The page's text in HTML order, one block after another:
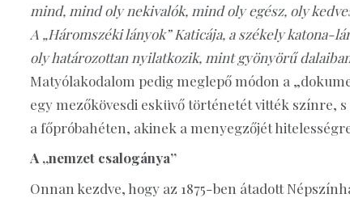
mind, mind oly nekivalók, mind oly egész, oly
A „Háromszéki lányok” Katicája, a székely
oly határozottan nyilatkozik, mint gyönyörű
Matyólakodalom pedig meglepő módon a
egy mezőkövesdi esküvő történetét vitték színre,
a főpróbahéten, akinek a menyegzőjét
A „nemzet csalogánya”
Onnan kezdve, hogy az 1875-ben átadott